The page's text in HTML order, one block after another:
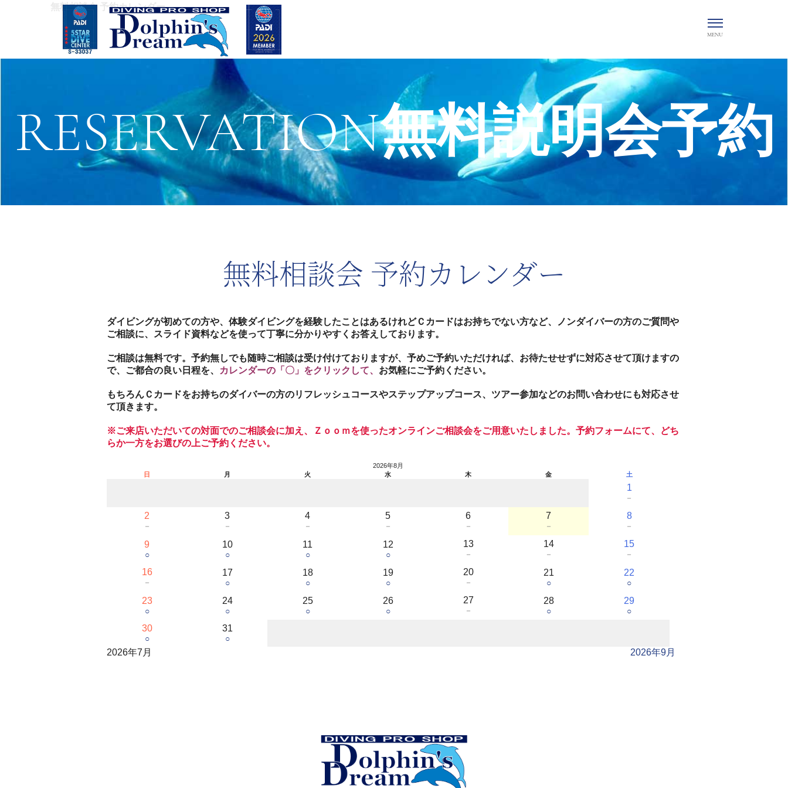
無料相談会 予約カレンダー
RESERVATION無料説明会予約
無料相談会 予約カレンダー
ダイビングが初めての方や、体験ダイビングを経験したことはあるけれどＣカードはお持ちでない方など、ノンダイバーの方のご質問や
ご相談に、スライド資料などを使って丁寧に分かりやすくお答えしております。
ご相談は無料です。予約無しでも随時ご相談は受け付けておりますが、予めご予約いただければ、お待たせせずに対応させて頂けますの
で、ご都合の良い日程を、 カレンダーの「〇」をクリックして、 お気軽にご予約ください。
もちろんＣカードをお持ちのダイバーの方のリフレッシュコースやステップアップコース、ツアー参加などのお問い合わせにも対応させ
て頂きます。
※ご来店いただいての対面でのご相談会に加え、Ｚｏｏｍを使ったオンラインご相談会をご用意いたしました。予約フォームにて、どち
らか一方をお選びの上ご予約ください。
2026年8月
日
月 火 水 木 金 土
1
－
2
－
3
－
4
－
5
－
6
－
7
－
8
－
9
○
10
○
11
○
12
○
13
－
14
－
15
－
16
－
17
○
18
○
19
○
20
－
21
○
22
○
23
○
24
○
25
○
26
○
27
－
28
○
29
○
30
○
31
○
2026年7月 2026年9月